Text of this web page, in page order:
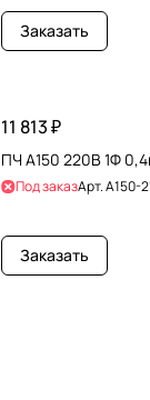
Заказать
11 813 ₽
ПЧ A150 220В 1Ф
Под заказАрт.A150-
Заказать